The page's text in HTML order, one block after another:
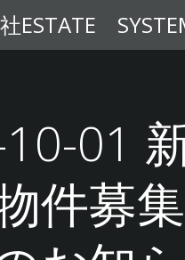
ン
テ
ス
キ
ッ
プ
ESTATE
01
件募